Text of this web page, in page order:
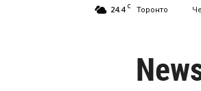
24.4 C Торонто